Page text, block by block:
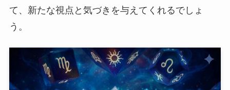
て、新たな視点と気づきを与えてくれるでしょ
う。